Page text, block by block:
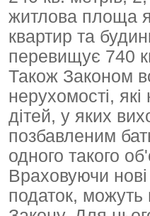
житлова площа
квартир та
перевищує 740
Також Законом
нерухомості,
дітей, у яких
позбавленим
одного такого
Враховуючи
податок, можуть